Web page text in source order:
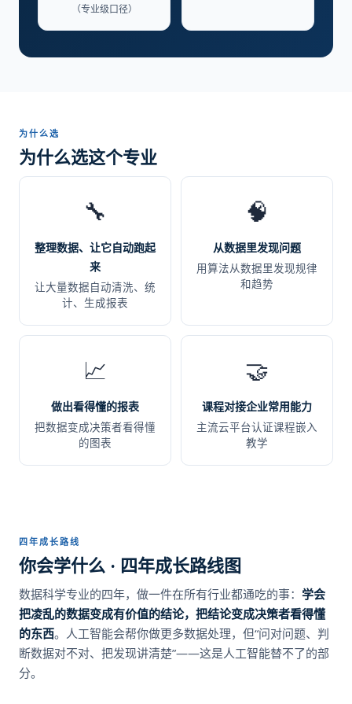
（专业级口径）
为什么选
为什么选这个专业
🔧
整理数据、让它自动跑起
来
让大量数据自动清洗、统
计、生成报表
🧠
从数据里发现问题
用算法从数据里发现规律
和趋势
📈
做出看得懂的报表
把数据变成决策者看得懂
的图表
🤝
课程对接企业常用能力
主流云平台认证课程嵌入
教学
四年成长路线
你会学什么 · 四年成长路线图
数据科学专业的四年，做一件在所有行业都通吃的事： 学会
把凌乱的数据变成有价值的结论，把结论变成决策者看得懂
的东西。人工智能会帮你做更多数据处理，但“问对问题、判
断数据对不对、把发现讲清楚”——这是人工智能替不了的部
分。